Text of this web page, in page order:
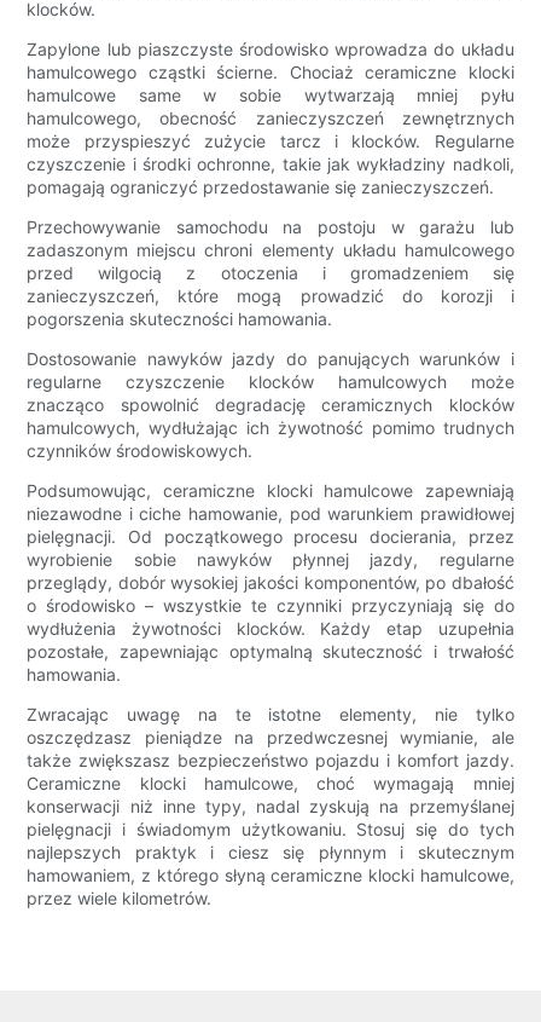
klocków.
Zapylone lub piaszczyste środowisko wprowadza do układu
hamulcowego cząstki ścierne. Chociaż ceramiczne klocki
hamulcowe same w sobie wytwarzają mniej pyłu
hamulcowego, obecność zanieczyszczeń zewnętrznych
może przyspieszyć zużycie tarcz i klocków. Regularne
czyszczenie i środki ochronne, takie jak wykładziny nadkoli,
pomagają ograniczyć przedostawanie się zanieczyszczeń.
Przechowywanie samochodu na postoju w garażu lub
zadaszonym miejscu chroni elementy układu hamulcowego
przed wilgocią z otoczenia i gromadzeniem się
zanieczyszczeń, które mogą prowadzić do korozji i
pogorszenia skuteczności hamowania.
Dostosowanie nawyków jazdy do panujących warunków i
regularne czyszczenie klocków hamulcowych może
znacząco spowolnić degradację ceramicznych klocków
hamulcowych, wydłużając ich żywotność pomimo trudnych
czynników środowiskowych.
Podsumowując, ceramiczne klocki hamulcowe zapewniają
niezawodne i ciche hamowanie, pod warunkiem prawidłowej
pielęgnacji. Od początkowego procesu docierania, przez
wyrobienie sobie nawyków płynnej jazdy, regularne
przeglądy, dobór wysokiej jakości komponentów, po dbałość
o środowisko – wszystkie te czynniki przyczyniają się do
wydłużenia żywotności klocków. Każdy etap uzupełnia
pozostałe, zapewniając optymalną skuteczność i trwałość
hamowania.
Zwracając uwagę na te istotne elementy, nie tylko
oszczędzasz pieniądze na przedwczesnej wymianie, ale
także zwiększasz bezpieczeństwo pojazdu i komfort jazdy.
Ceramiczne klocki hamulcowe, choć wymagają mniej
konserwacji niż inne typy, nadal zyskują na przemyślanej
pielęgnacji i świadomym użytkowaniu. Stosuj się do tych
najlepszych praktyk i ciesz się płynnym i skutecznym
hamowaniem, z którego słyną ceramiczne klocki hamulcowe,
przez wiele kilometrów.